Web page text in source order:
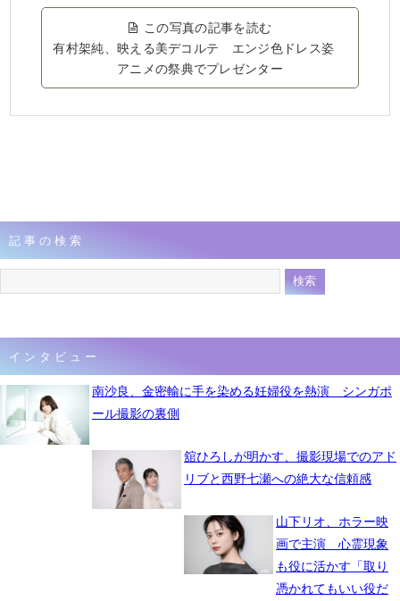
この写真の記事を読む
有村架純、映える美デコルテ エンジ色ドレス姿
アニメの祭典でプレゼンター
記事の検索
インタビュー
南沙良、金密輸に手を染める妊婦役を熱演 シンガポ
ール撮影の裏側
舘ひろしが明かす、撮影現場でのアド
リブと西野七瀬への絶大な信頼感
山下リオ、ホラー映
画で主演 心霊現象
も役に活かす「取り
憑かれてもいい役だ